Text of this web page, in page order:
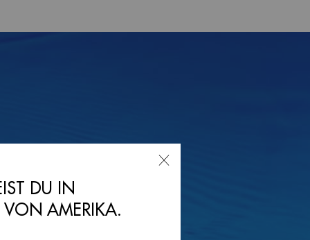
DU IN
VON AMERIKA.